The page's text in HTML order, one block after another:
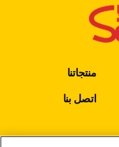
منتجاتنا
اتصل بنا